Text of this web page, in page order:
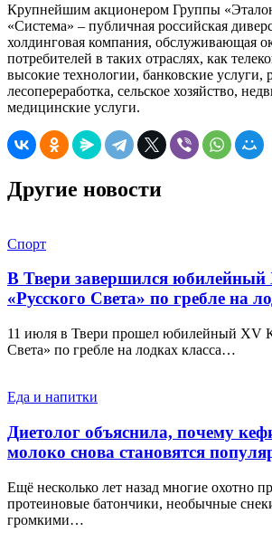
Крупнейшим акционером Группы
«Система» – публичная российская
холдинговая компания, обслуживающая
потребителей в таких отраслях, как
высокие технологии, банковские услуги,
лесопереработка, сельское хозяйство,
медицинские услуги.
Другие новости
Спорт
В Твери завершился
«Русского Света» по гребле на
11 июля в Твери прошел юбилейный XV
Света» по гребле на лодках класса…
Еда и напитки
Диетолог объяснила, почему
молоко снова становятся
Ещё несколько лет назад многие охотно
протеиновые батончики, необычные
громкими…